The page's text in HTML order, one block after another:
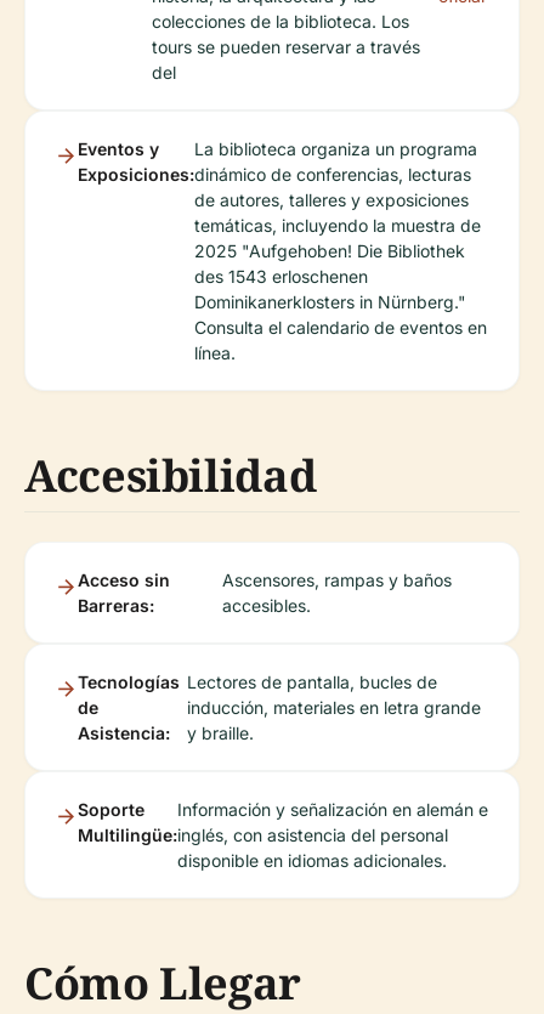
colecciones de la biblioteca. Los
tours se pueden reservar a través
del
Eventos y
Exposiciones:
La biblioteca organiza un programa
dinámico de conferencias, lecturas
de autores, talleres y exposiciones
temáticas, incluyendo la muestra de
2025 "Aufgehoben! Die Bibliothek
des 1543 erloschenen
Dominikanerklosters in Nürnberg."
Consulta el calendario de eventos en
línea.
Accesibilidad
Acceso sin
Barreras:
Ascensores, rampas y baños
accesibles.
Tecnologías
de
Asistencia:
Lectores de pantalla, bucles de
inducción, materiales en letra grande
y braille.
Soporte
Multilingüe:
Información y señalización en alemán e
inglés, con asistencia del personal
disponible en idiomas adicionales.
Cómo Llegar